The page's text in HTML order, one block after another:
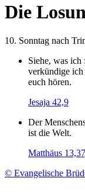
Die
10. Sonntag nach
Siehe, was
verkündige ich
euch hören.
Jesaja 42,9
Der
ist die Welt.
Matthäus
© Evangelische